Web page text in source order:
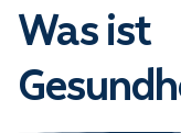
Was ist